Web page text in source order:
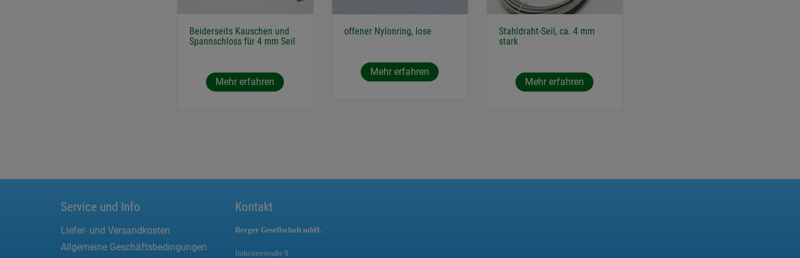
Beiderseits Kauschen und
Spannschloss für 4 mm Seil
Mehr erfahren
offener Nylonring, lose
Mehr erfahren
Stahldraht-Seil, ca. 4 mm
stark
Mehr erfahren
Service und Info
Liefer- und Versandkosten
Allgemeine Geschäftsbedingungen
Kontakt
Berger Gesellschaft mbH.
Industriestraße 9